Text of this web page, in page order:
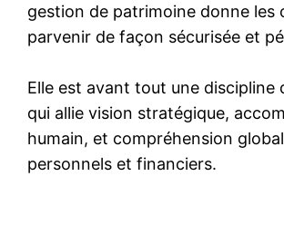
gestion de patrimoine donne les
parvenir de façon sécurisée et
Elle est avant tout une discipline
qui allie vision stratégique,
humain, et compréhension
personnels et financiers.